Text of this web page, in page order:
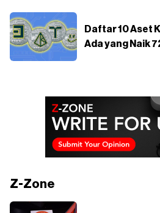
Daftar 10 Aset
Ada yang Naik
Z-Zone